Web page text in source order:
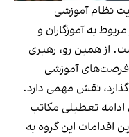
نظام آموزشی
به آموزگاران و
از همین رو، رهبری
فرصت‌های آموزشی
نقش مهمی دارد.
برای ادامه تعطیلی مکاتب
اقدامات این گروه به